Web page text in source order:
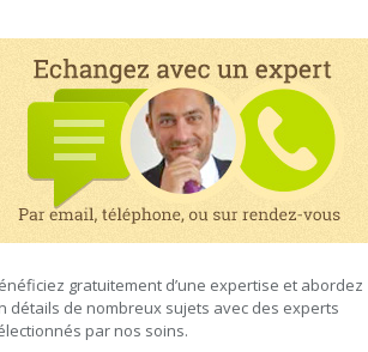
gratuitement d’une expertise et abordez
détails de nombreux sujets avec des experts
par nos soins.